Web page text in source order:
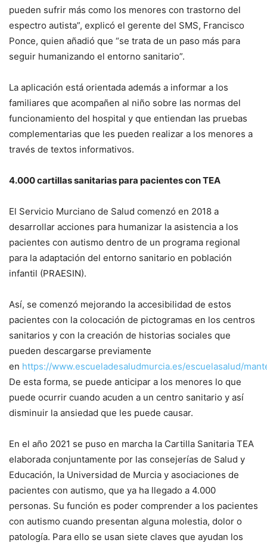
pueden sufrir más como los menores con trastorno del
espectro autista”, explicó el gerente del SMS, Francisco
Ponce, quien añadió que “se trata de un paso más para
seguir humanizando el entorno sanitario”.
La aplicación está orientada además a informar a los
familiares que acompañen al niño sobre las normas del
funcionamiento del hospital y que entiendan las pruebas
complementarias que les pueden realizar a los menores a
través de textos informativos.
4.000 cartillas sanitarias para pacientes con TEA
El Servicio Murciano de Salud comenzó en 2018 a
desarrollar acciones para humanizar la asistencia a los
pacientes con autismo dentro de un programa regional
para la adaptación del entorno sanitario en población
infantil (PRAESIN).
Así, se comenzó mejorando la accesibilidad de estos
pacientes con la colocación de pictogramas en los centros
sanitarios y con la creación de historias sociales que
pueden descargarse previamente
en https://www.escueladesaludmurcia.es/escuelasalud/
De esta forma, se puede anticipar a los menores lo que
puede ocurrir cuando acuden a un centro sanitario y así
disminuir la ansiedad que les puede causar.
En el año 2021 se puso en marcha la Cartilla Sanitaria TEA
elaborada conjuntamente por las consejerías de Salud y
Educación, la Universidad de Murcia y asociaciones de
pacientes con autismo, que ya ha llegado a 4.000
personas. Su función es poder comprender a los pacientes
con autismo cuando presentan alguna molestia, dolor o
patología. Para ello se usan siete claves que ayudan los